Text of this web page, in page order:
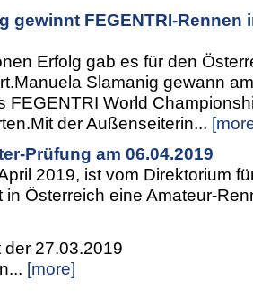
gewinnt FEGENTRI-Rennen
Erfolg gab es für den
Slamanig gewann
FEGENTRI World
der Außenseiterin...
Prüfung am 06.04.2019
2019, ist vom Direktorium
in Österreich eine Amateur-
27.03.2019
[more]